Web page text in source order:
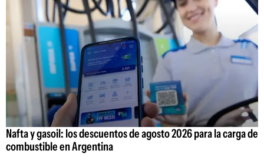
Nafta y gasoil: los descuentos de agosto 2026 para la carga de
combustible en Argentina